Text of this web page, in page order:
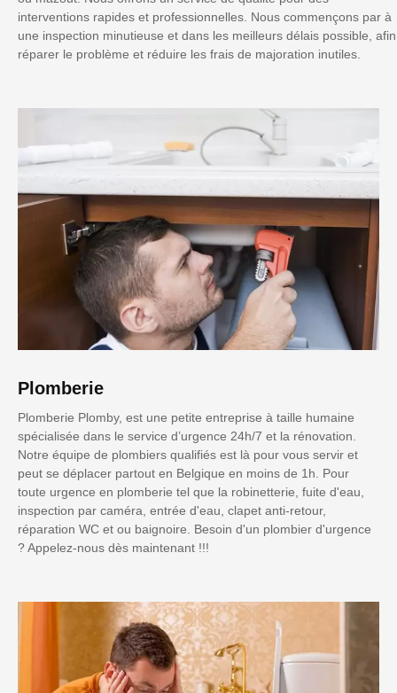
interventions rapides et professionnelles. Nous commençons par à
une inspection minutieuse et dans les meilleurs délais possible, afin
réparer le problème et réduire les frais de majoration inutiles.
Plomberie
Plomberie Plomby, est une petite entreprise à taille humaine
spécialisée dans le service d’urgence 24h/7 et la rénovation.
Notre équipe de plombiers qualifiés est là pour vous servir et
peut se déplacer partout en Belgique en moins de 1h. Pour
toute urgence en plomberie tel que la robinetterie, fuite d'eau,
inspection par caméra, entrée d'eau, clapet anti-retour,
réparation WC et ou baignoire. Besoin d'un plombier d'urgence
? Appelez-nous dès maintenant !!!